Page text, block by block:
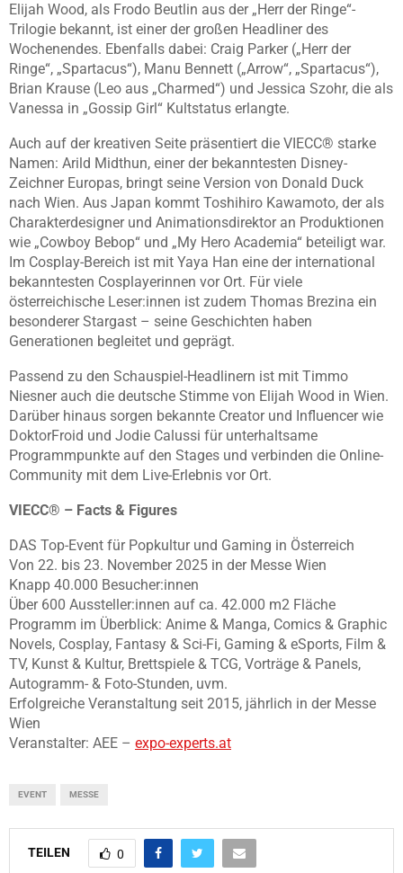
Elijah Wood, als Frodo Beutlin aus der „Herr der Ringe“-
Trilogie bekannt, ist einer der großen Headliner des
Wochenendes. Ebenfalls dabei: Craig Parker („Herr der
Ringe“, „Spartacus“), Manu Bennett („Arrow“, „Spartacus“),
Brian Krause (Leo aus „Charmed“) und Jessica Szohr, die als
Vanessa in „Gossip Girl“ Kultstatus erlangte.
Auch auf der kreativen Seite präsentiert die VIECC® starke
Namen: Arild Midthun, einer der bekanntesten Disney-
Zeichner Europas, bringt seine Version von Donald Duck
nach Wien. Aus Japan kommt Toshihiro Kawamoto, der als
Charakterdesigner und Animationsdirektor an Produktionen
wie „Cowboy Bebop“ und „My Hero Academia“ beteiligt war.
Im Cosplay-Bereich ist mit Yaya Han eine der international
bekanntesten Cosplayerinnen vor Ort. Für viele
österreichische Leser:innen ist zudem Thomas Brezina ein
besonderer Stargast – seine Geschichten haben
Generationen begleitet und geprägt.
Passend zu den Schauspiel-Headlinern ist mit Timmo
Niesner auch die deutsche Stimme von Elijah Wood in Wien.
Darüber hinaus sorgen bekannte Creator und Influencer wie
DoktorFroid und Jodie Calussi für unterhaltsame
Programmpunkte auf den Stages und verbinden die Online-
Community mit dem Live-Erlebnis vor Ort.
VIECC® – Facts & Figures
DAS Top-Event für Popkultur und Gaming in Österreich
Von 22. bis 23. November 2025 in der Messe Wien
Knapp 40.000 Besucher:innen
Über 600 Aussteller:innen auf ca. 42.000 m2 Fläche
Programm im Überblick: Anime & Manga, Comics & Graphic
Novels, Cosplay, Fantasy & Sci-Fi, Gaming & eSports, Film &
TV, Kunst & Kultur, Brettspiele & TCG, Vorträge & Panels,
Autogramm- & Foto-Stunden, uvm.
Erfolgreiche Veranstaltung seit 2015, jährlich in der Messe
Wien
Veranstalter: AEE – expo-experts.at
EVENT MESSE
TEILEN 0